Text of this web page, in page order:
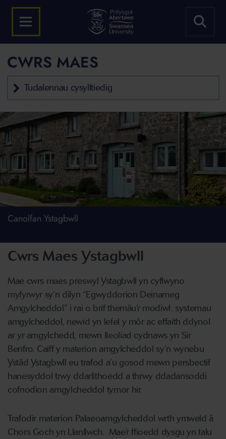
CWRS MAES
Tudalennau cysylltiedig
Canolfan Ystagbwll
Cwrs Maes Ystagbwll
Mae cwrs maes preswyl Ystagbwll yn cyflwyno
myfyrwyr sy’n dilyn “Egwyddorion Deinameg
Amgylcheddol” i rai o brif themâu’r modiwl: systemau
amgylcheddol, newid yn lefel y môr ac effaith ddynol
ar yr amgylchedd, mewn lleoliad cydnaws yn Sir
Benfro. Caiff y materion amgylcheddol sy’n wynebu
Ystâd Ystagbwll eu trafod a’u gosod mewn persbectif
hanesyddol trwy ddarlithoedd a thrwy ddadansoddi
cofnodion amgylcheddol tymor hir.
Trafodir materion Palaeoamgylcheddol wrth ymweld â
Chors Goch yn Llanllwch. Mae’r ffioedd dysgu yn talu